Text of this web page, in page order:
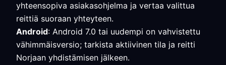
yhteensopiva asiakasohjelma ja vertaa valittua
reittiä suoraan yhteyteen.
Android: Android 7.0 tai uudempi on vahvistettu
vähimmäisversio; tarkista aktiivinen tila ja reitti
Norjaan yhdistämisen jälkeen.